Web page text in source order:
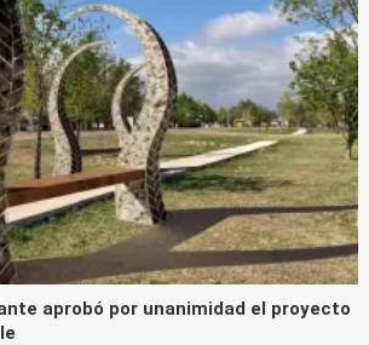
aprobó por unanimidad el proyecto